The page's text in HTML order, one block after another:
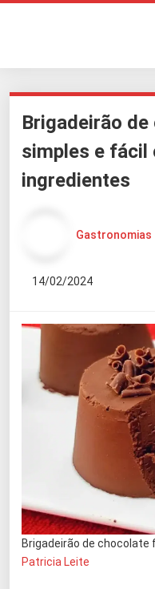
Brigadeirão
simples e fácil
ingredientes
Gastronomias
14/02/2024
Brigadeirão de chocolate
Patricia Leite